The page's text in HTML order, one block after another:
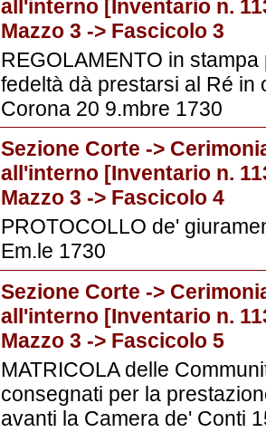
all'interno [Inventario n.
Mazzo 3 -> Fascicolo 3
REGOLAMENTO in
fedeltà dà prestarsi al Ré in
Corona 20 9.mbre 1730
Sezione Corte ->
all'interno [Inventario n.
Mazzo 3 -> Fascicolo 4
PROTOCOLLO de'
Em.le 1730
Sezione Corte ->
all'interno [Inventario n.
Mazzo 3 -> Fascicolo 5
MATRICOLA delle
consegnati per la
avanti la Camera de' Conti